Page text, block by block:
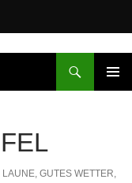
GUTES WETTER,